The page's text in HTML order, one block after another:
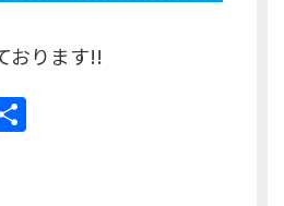
おります!!
共